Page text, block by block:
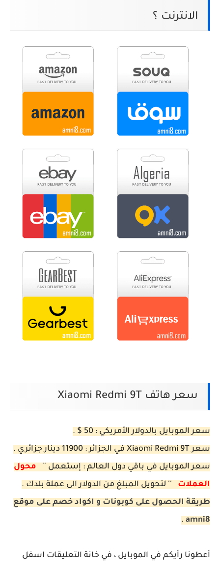
الانترنت ؟
سعر هاتف Xiaomi Redmi 9T
سعر الموبايل بالدولار الأمريكي : 50 $ .
سعر Xiaomi Redmi 9T في الجزائر : 11900 دينار جزائري .
سعر الموبايل في باقي دول العالم : إستعمل '' محول
العملات
'' لتحويل المبلغ من الدولار الى عملة بلدك .
طريقة الحصول على كوبونات و اكواد خصم على موقع
amni8
.
أعطونا رأيكم في الموبايل ، في خانة التعليقات اسفل